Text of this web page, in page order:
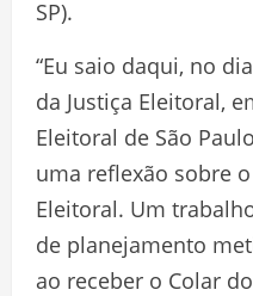
SP).
“Eu saio daqui, no
da Justiça Eleitoral,
Eleitoral de São
uma reflexão sobre
Eleitoral. Um
de planejamento
ao receber o Colar